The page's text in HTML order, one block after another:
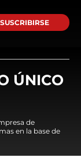
SUSCRIBIRSE
ÚNICO
de
en la base de